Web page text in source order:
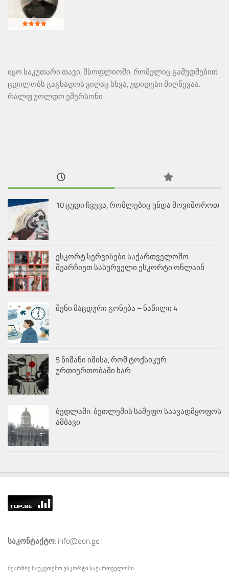
იყო საკუთარი თავი, მსოფლიოში, რომელიც გამუდმებით
ცდილობს გაგხადოს ვიღაც სხვა, უდიდესი მიღწევაა.
რალფ უოლდო ემერსონი
10 ცუდი ჩვევა, რომლებიც უნდა მოვიშოროთ
ესკორტ სერვისები საქართველოშო –
შეარჩიეთ სასურველი ესკორტი ონლაინ
შენი მაცდური გონება – ნაწილი 4
5 ნიშანი იმისა, რომ ტოქსიკურ
ურთიერთობაში ხარ
ბედლამი: ბეთლემის სამეფო საავადმყოფოს
ამბავი
საკონტაქტო: info@eon.ge
შეარჩიე საუკეთესო ესკორტი საქართველოში